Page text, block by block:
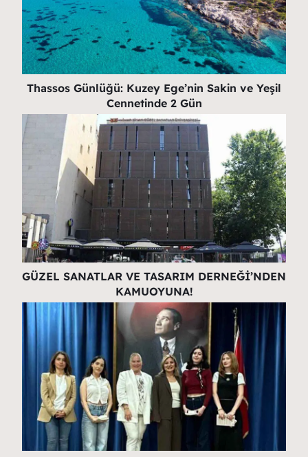
Thassos Günlüğü: Kuzey Ege’nin Sakin ve Yeşil
Cennetinde 2 Gün
GÜZEL SANATLAR VE TASARIM DERNEĞİ’NDEN
KAMUOYUNA!